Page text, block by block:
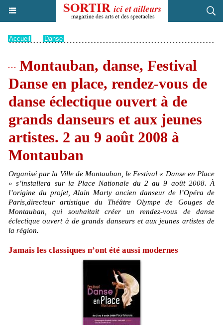
Accueil Danse
Montauban, danse, Festival
Danse en place, rendez-vous de
danse éclectique ouvert à de
grands danseurs et aux jeunes
artistes. 2 au 9 août 2008 à
Montauban
Organisé par la Ville de Montauban, le Festival « Danse en Place
» s’installera sur la Place Nationale du 2 au 9 août 2008. À
l’origine du projet, Alain Marty ancien danseur de l’Opéra de
Paris,directeur artistique du Théâtre Olympe de Gouges de
Montauban, qui souhaitait créer un rendez-vous de danse
éclectique ouvert à de grands danseurs et aux jeunes artistes de
la région.
Jamais les classiques n’ont été aussi modernes